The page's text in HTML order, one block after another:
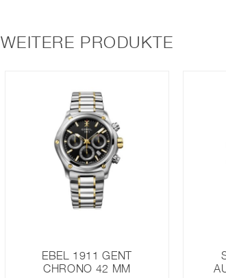
WEITERE PRODUKTE
EBEL 1911 GENT
CHRONO 42 MM